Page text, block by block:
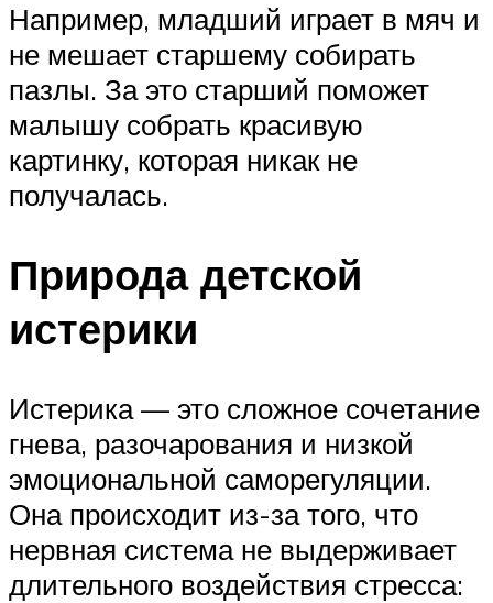
Например, младший играет в мяч и
не мешает старшему собирать
пазлы. За это старший поможет
малышу собрать красивую
картинку, которая никак не
получалась.
Природа детской
истерики
Истерика — это сложное сочетание
гнева, разочарования и низкой
эмоциональной саморегуляции.
Она происходит из-за того, что
нервная система не выдерживает
длительного воздействия стресса: